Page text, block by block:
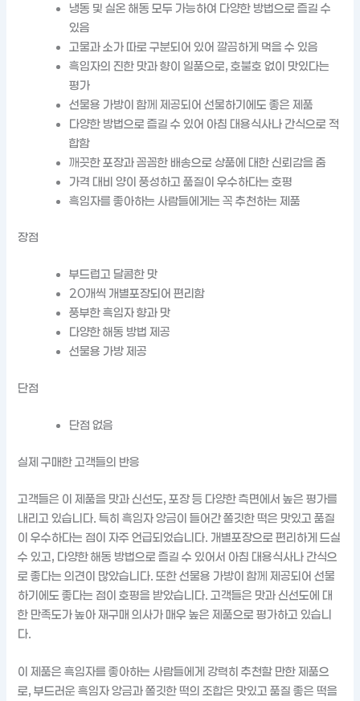
냉동 및 실온 해동 모두 가능하여 다양한 방법으로 즐길 수
있음
고물과 소가 따로 구분되어 있어 깔끔하게 먹을 수 있음
흑임자의 진한 맛과 향이 일품으로, 호불호 없이 맛있다는
평가
선물용 가방이 함께 제공되어 선물하기에도 좋은 제품
다양한 방법으로 즐길 수 있어 아침 대용식사나 간식으로 적
합함
깨끗한 포장과 꼼꼼한 배송으로 상품에 대한 신뢰감을 줌
가격 대비 양이 풍성하고 품질이 우수하다는 호평
흑임자를 좋아하는 사람들에게는 꼭 추천하는 제품
장점
부드럽고 달콤한 맛
20개씩 개별포장되어 편리함
풍부한 흑임자 향과 맛
다양한 해동 방법 제공
선물용 가방 제공
단점
단점 없음
실제 구매한 고객들의 반응
고객들은 이 제품을 맛과 신선도, 포장 등 다양한 측면에서 높은 평가를
내리고 있습니다. 특히 흑임자 앙금이 들어간 쫄깃한 떡은 맛있고 품질
이 우수하다는 점이 자주 언급되었습니다. 개별포장으로 편리하게 드실
수 있고, 다양한 해동 방법으로 즐길 수 있어서 아침 대용식사나 간식으
로 좋다는 의견이 많았습니다. 또한 선물용 가방이 함께 제공되어 선물
하기에도 좋다는 점이 호평을 받았습니다. 고객들은 맛과 신선도에 대
한 만족도가 높아 재구매 의사가 매우 높은 제품으로 평가하고 있습니
다.
이 제품은 흑임자를 좋아하는 사람들에게 강력히 추천할 만한 제품으
로, 부드러운 흑임자 앙금과 쫄깃한 떡의 조합은 맛있고 품질 좋은 떡을